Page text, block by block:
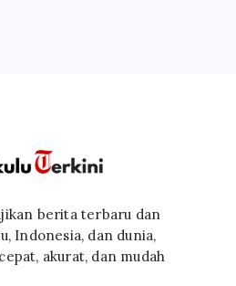
berita terbaru dan
Indonesia, dan dunia,
akurat, dan mudah